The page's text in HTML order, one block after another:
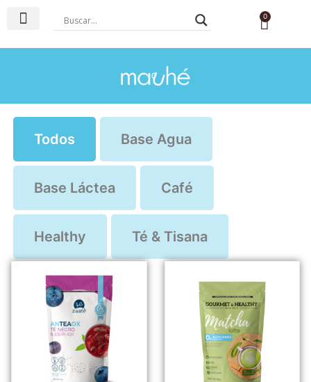
0
Todos Base Agua
Base Láctea Café
Healthy Té & Tisana